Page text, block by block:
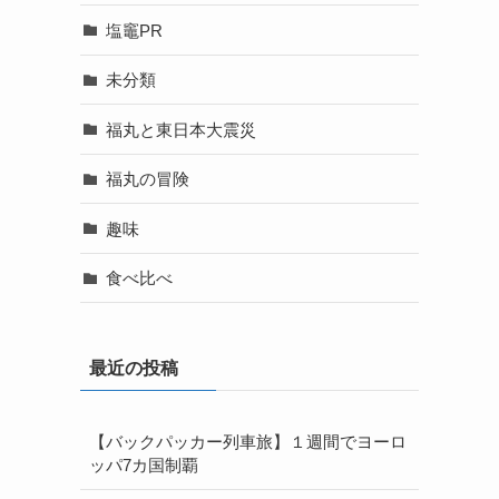
塩竈PR
未分類
福丸と東日本大震災
福丸の冒険
趣味
食べ比べ
最近の投稿
【バックパッカー列車旅】１週間でヨーロ
ッパ7カ国制覇